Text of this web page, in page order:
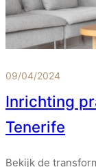
09/04/2024
Inrichting
Tenerife
Bekijk de